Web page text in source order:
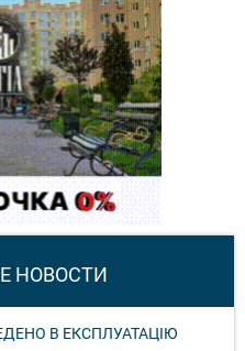
НОВОСТИ
В ЕКСПЛУАТАЦІЮ